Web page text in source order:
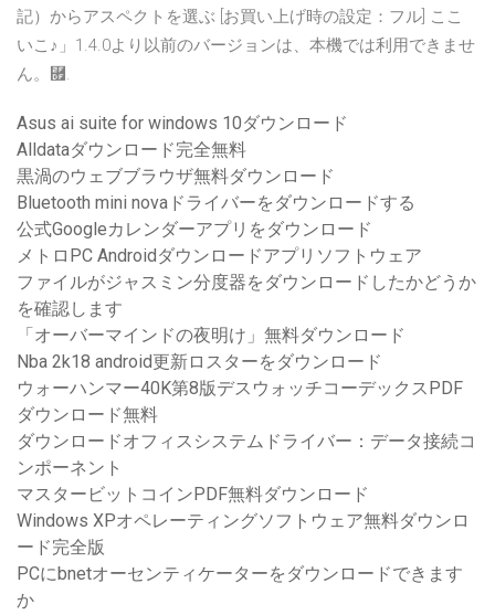
記）からアスペクトを選ぶ [お買い上げ時の設定：フル] ここ
いこ♪」1.4.0より以前のバージョンは、本機では利用できませ
ん。⿟.
Asus ai suite for windows 10ダウンロード
Alldataダウンロード完全無料
黒渦のウェブブラウザ無料ダウンロード
Bluetooth mini novaドライバーをダウンロードする
公式Googleカレンダーアプリをダウンロード
メトロPC Androidダウンロードアプリソフトウェア
ファイルがジャスミン分度器をダウンロードしたかどうか
を確認します
「オーバーマインドの夜明け」無料ダウンロード
Nba 2k18 android更新ロスターをダウンロード
ウォーハンマー40K第8版デスウォッチコーデックスPDF
ダウンロード無料
ダウンロードオフィスシステムドライバー：データ接続コ
ンポーネント
マスタービットコインPDF無料ダウンロード
Windows XPオペレーティングソフトウェア無料ダウンロ
ード完全版
PCにbnetオーセンティケーターをダウンロードできます
か